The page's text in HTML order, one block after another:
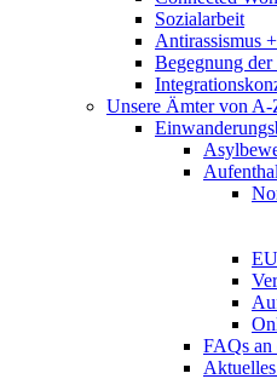
Sozialarbeit
Antirassismus
Begegnung der
Unsere Ämter von A-
FAQs an